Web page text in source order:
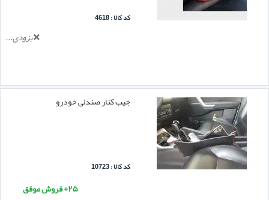
کد کالا : 4618
بزودی...
جیب کنار صندلی خودرو
کد کالا : 10723
۲۵+ فروش موفق